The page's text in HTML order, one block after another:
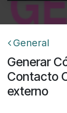
General
Generar
Contacto
externo